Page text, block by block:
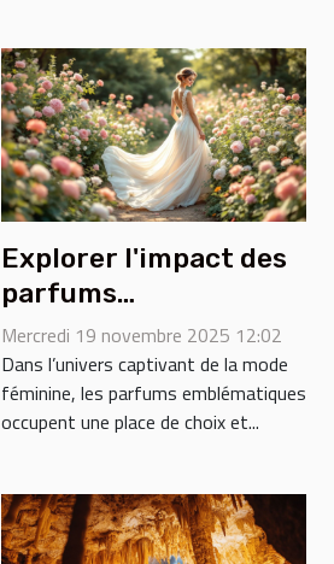
Explorer l'impact des
parfums
emblématiques sur la
mode féminine
actuelle
Mercredi 19 novembre 2025 12:02
Dans l’univers captivant de la mode
féminine, les parfums emblématiques
occupent une place de choix et...